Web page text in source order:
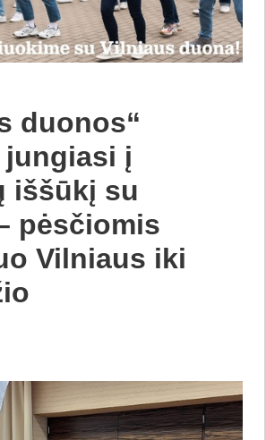
duonos“
į
iššūkį su
pėsčiomis
Vilniaus iki